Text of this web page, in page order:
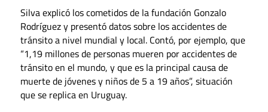
Silva explicó los cometidos de la fundación Gonzalo
Rodríguez y presentó datos sobre los accidentes de
tránsito a nivel mundial y local. Contó, por ejemplo, que
“1,19 millones de personas mueren por accidentes de
tránsito en el mundo, y que es la principal causa de
muerte de jóvenes y niños de 5 a 19 años”, situación
que se replica en Uruguay.